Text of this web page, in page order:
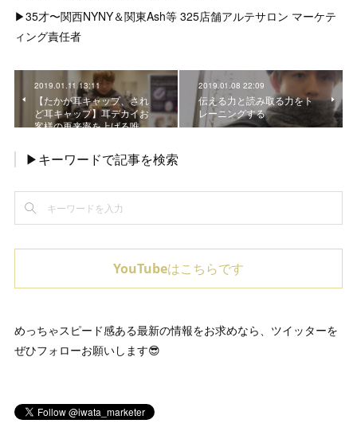
▶︎35才〜関西NYNY＆関東Ash等 325店舗アルテサロン マーケテ
ィング責任者
2019.01.11 13:11
【たかが耳キャップ、され
ど耳キャップ】耳デカイお
客様の再来率を上げる唯…
2019.01.08 22:09
伝える力と読み取る力をト
レーニングする
▶キーワードで記事を検索
YouTubeはこちらです
めっちゃスピード感ある最新の情報をお求めなら、ツイッターを
ぜひフォローお願いします😎